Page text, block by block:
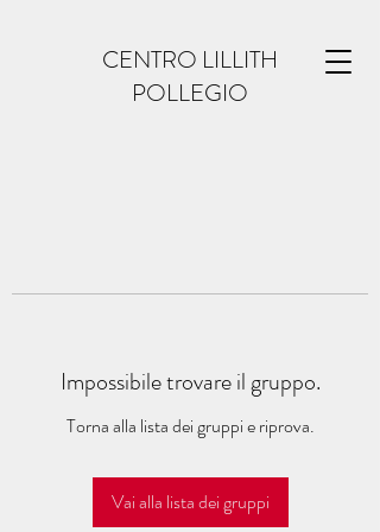
CENTRO LILLITH
POLLEGIO
Impossibile trovare il gruppo.
Torna alla lista dei gruppi e riprova.
Vai alla lista dei gruppi